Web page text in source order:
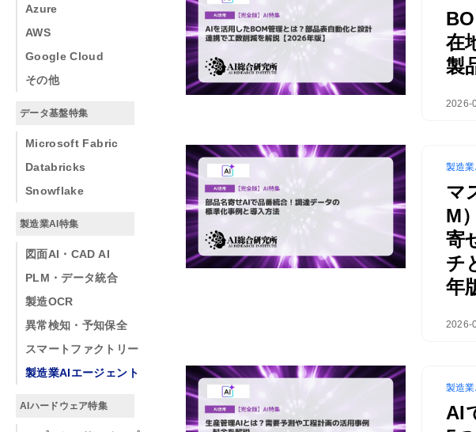
Azure
AWS
Google Cloud
その他
データ基盤特集
Microsoft Fabric
Databricks
Snowflake
製造業AI特集
図面AI・CAD AI
PLM・データ統合
製造OCR
異常検知・予知保全
スマートファクトリー
製造業AIエージェント
AIハードウェア特集
在
製
2026-
製造
マ
M
寄
チ
年
2026-
製造
AI